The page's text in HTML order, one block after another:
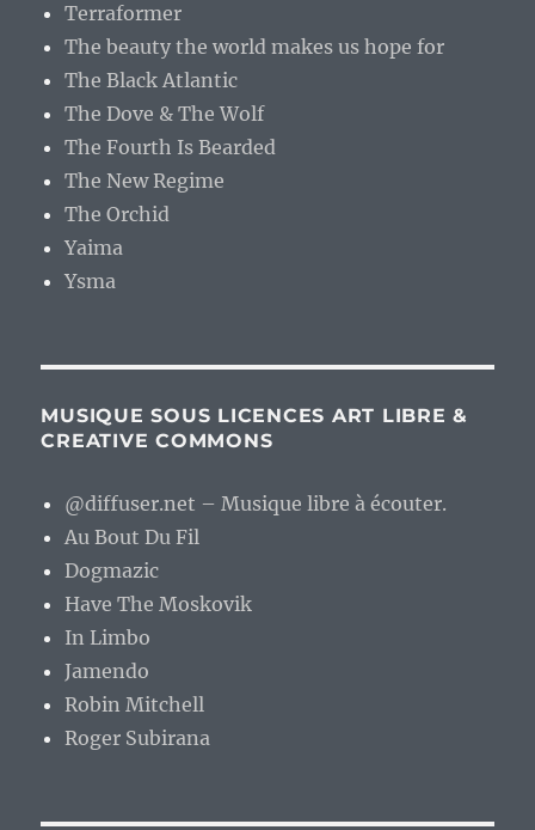
Terraformer
The beauty the world makes us hope for
The Black Atlantic
The Dove & The Wolf
The Fourth Is Bearded
The New Regime
The Orchid
Yaima
Ysma
MUSIQUE SOUS LICENCES ART LIBRE &
CREATIVE COMMONS
@diffuser.net – Musique libre à écouter.
Au Bout Du Fil
Dogmazic
Have The Moskovik
In Limbo
Jamendo
Robin Mitchell
Roger Subirana